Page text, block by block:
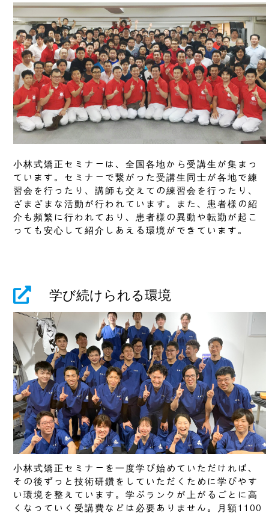
小林式矯正セミナーは、全国各地から受講生が集まっ
ています。セミナーで繋がった受講生同士が各地で練
習会を行ったり、講師も交えての練習会を行ったり、
ざまざまな活動が行われています。また、患者様の紹
介も頻繁に行われており、患者様の異動や転勤が起こ
っても安心して紹介しあえる環境ができています。
学び続けられる環境
小林式矯正セミナーを一度学び始めていただければ、
その後ずっと技術研鑽をしていただくために学びやす
い環境を整えています。学ぶランクが上がるごとに高
くなっていく受講費などは必要ありません。月額1100